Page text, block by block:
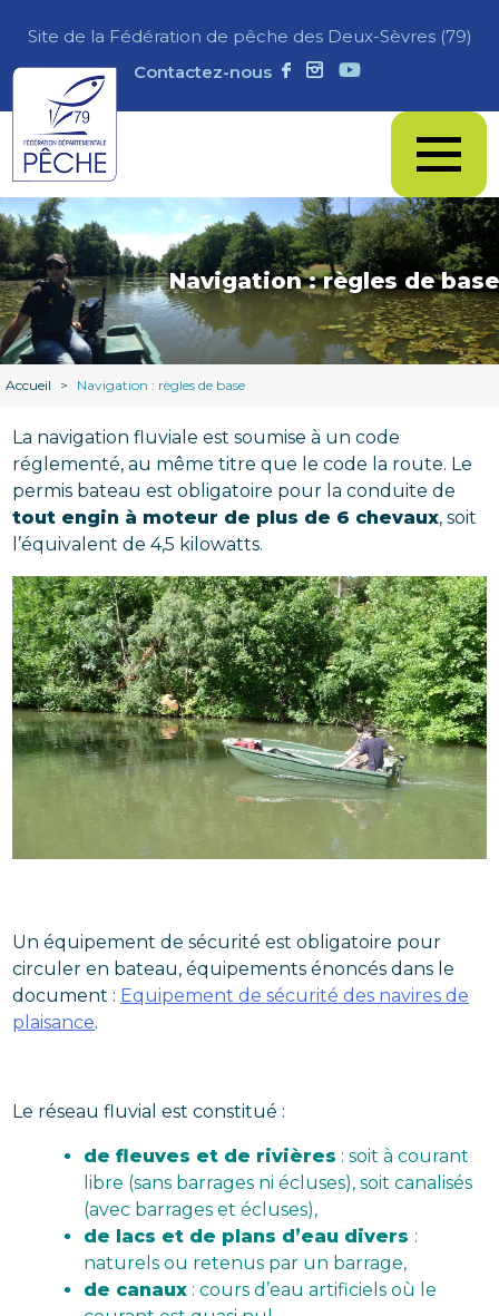
Site de la Fédération de pêche des Deux-Sèvres (79)
Contactez-nous
Navigation : règles de base
Accueil > Navigation : règles de base
La navigation fluviale est soumise à un code
réglementé, au même titre que le code la route. Le
permis bateau est obligatoire pour la conduite de
tout engin à moteur de plus de 6 chevaux, soit
l’équivalent de 4,5 kilowatts.
Un équipement de sécurité est obligatoire pour
circuler en bateau, équipements énoncés dans le
document : Equipement de sécurité des navires de
plaisance.
Le réseau fluvial est constitué :
de fleuves et de rivières : soit à courant
libre (sans barrages ni écluses), soit canalisés
(avec barrages et écluses),
de lacs et de plans d’eau divers :
naturels ou retenus par un barrage,
de canaux : cours d’eau artificiels où le